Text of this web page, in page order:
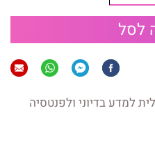
לסל
למדע בדיוני ולפנטסיה